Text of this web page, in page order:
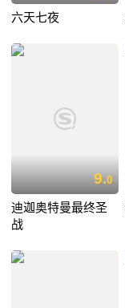
六天七夜
9.0
迪迦奥特曼最终圣
战